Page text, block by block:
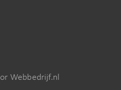
Webbedrijf.nl